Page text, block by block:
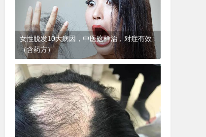
女性脱发10大病因，中医这样治，对症有效
（含药方）
1年前(2024-12-06) 皮肤科